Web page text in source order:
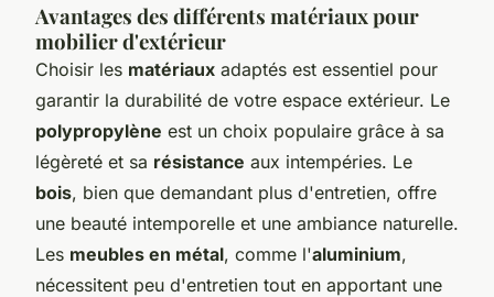
Avantages des différents matériaux pour
mobilier d'extérieur
Choisir les matériaux adaptés est essentiel pour
garantir la durabilité de votre espace extérieur. Le
polypropylène est un choix populaire grâce à sa
légèreté et sa résistance aux intempéries. Le
bois, bien que demandant plus d'entretien, offre
une beauté intemporelle et une ambiance naturelle.
Les meubles en métal, comme l'aluminium,
nécessitent peu d'entretien tout en apportant une